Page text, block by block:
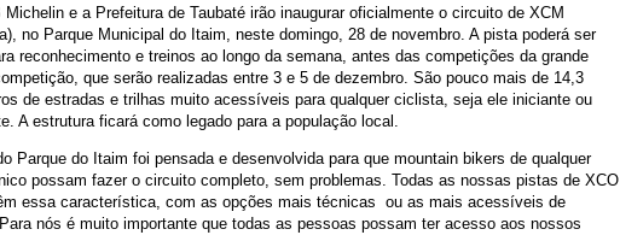
Michelin e a Prefeitura de Taubaté irão inaugurar oficialmente o circuito de XCM
no Parque Municipal do Itaim, neste domingo, 28 de novembro. A pista poderá ser
reconhecimento e treinos ao longo da semana, antes das competições da grande
que serão realizadas entre 3 e 5 de dezembro. São pouco mais de 14,3
de estradas e trilhas muito acessíveis para qualquer ciclista, seja ele iniciante ou
A estrutura ficará como legado para a população local.
Parque do Itaim foi pensada e desenvolvida para que mountain bikers de qualquer
possam fazer o circuito completo, sem problemas. Todas as nossas pistas de XCO
essa característica, com as opções mais técnicas ou as mais acessíveis de
nós é muito importante que todas as pessoas possam ter acesso aos nossos